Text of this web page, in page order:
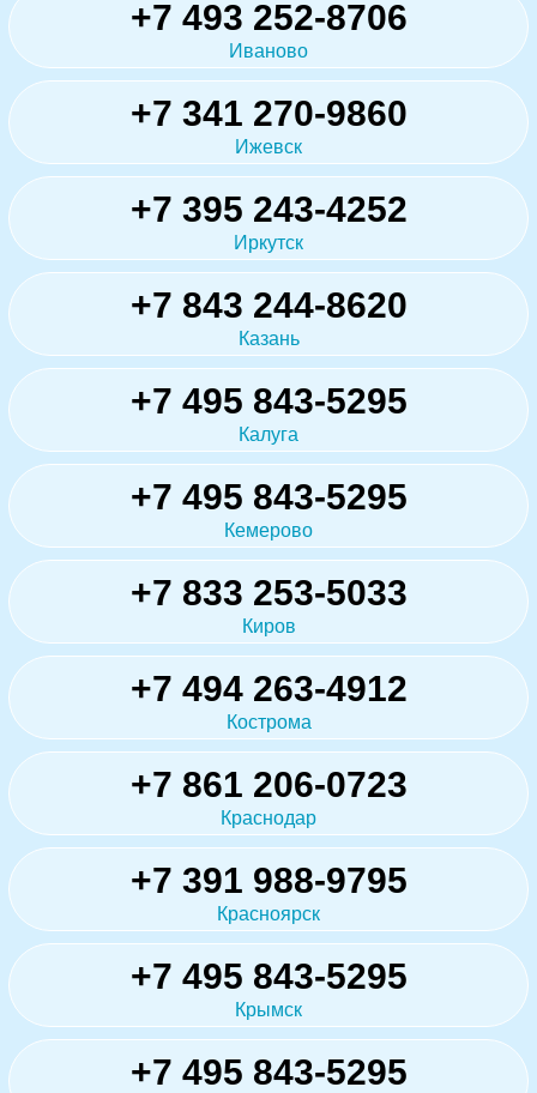
+7 493 252-8706
Иваново
+7 341 270-9860
Ижевск
+7 395 243-4252
Иркутск
+7 843 244-8620
Казань
+7 495 843-5295
Калуга
+7 495 843-5295
Кемерово
+7 833 253-5033
Киров
+7 494 263-4912
Кострома
+7 861 206-0723
Краснодар
+7 391 988-9795
Красноярск
+7 495 843-5295
Крымск
+7 495 843-5295